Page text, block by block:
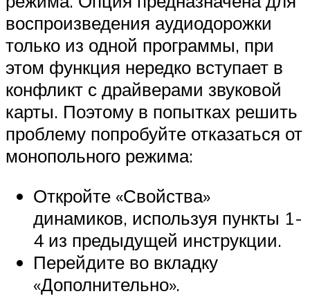
воспроизведения аудиодорожки
только из одной программы, при
этом функция нередко вступает в
конфликт с драйверами звуковой
карты. Поэтому в попытках решить
проблему попробуйте отказаться от
монопольного режима:
Откройте «Свойства»
динамиков, используя пункты 1-
4 из предыдущей инструкции.
Перейдите во вкладку
«Дополнительно».